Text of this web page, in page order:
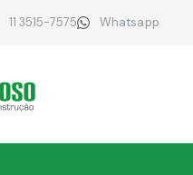
11 3515-7575 Whatsapp